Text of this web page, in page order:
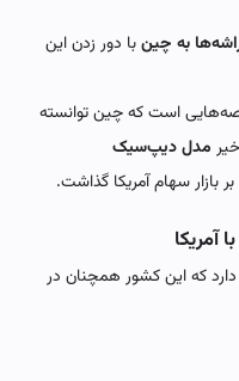
به چینبا دور زدن این
است که چین توانسته
مدل دیپ‌سیک
بازار سهام آمریکا گذاشت.
آمریکا
که این کشور همچنان در